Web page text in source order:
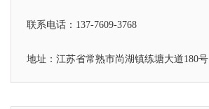
联系电话：137-7609-3768
地址：江苏省常熟市尚湖镇练塘大道180号